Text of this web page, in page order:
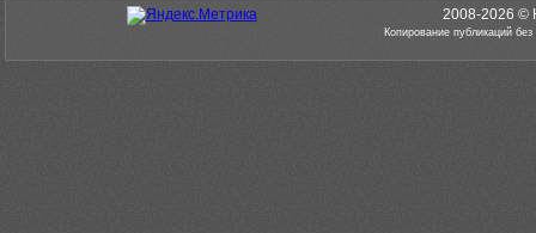
2008-2026 ©
Копирование публикаций